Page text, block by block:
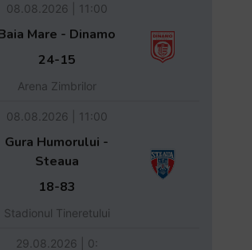
08.08.2026 | 11:00
Mare - Dinamo
24-15
Arena Zimbrilor
08.08.2026 | 11:00
Gura Humorului -
Steaua
18-83
Stadionul Tineretului
29.08.2026 | 0: